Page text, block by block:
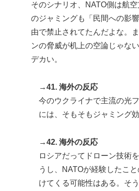
そのシナリオ、NATO側は航
のジャミングも「民間への影
由で禁止されてたんだよな。
ンの脅威が机上の空論じゃな
デカい。
→41. 海外の反応
今のウクライナで主流の光
には、そもそもジャミング
→42. 海外の反応
ロシアだってドローン技術
うし、NATOが経験したこ
けてくる可能性はある。そ